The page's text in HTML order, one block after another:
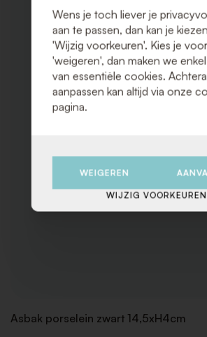
Asbak porselein zwart 14,5xH4cm
Wens je toch liever je
aan te passen, dan kan je
'Wijzig voorkeuren'. Kies je voor
'weigeren', dan maken we
van essentiële cookies.
aanpassen kan altijd via onze
pagina.
WEIGEREN
WIJZIG VOORKEUREN